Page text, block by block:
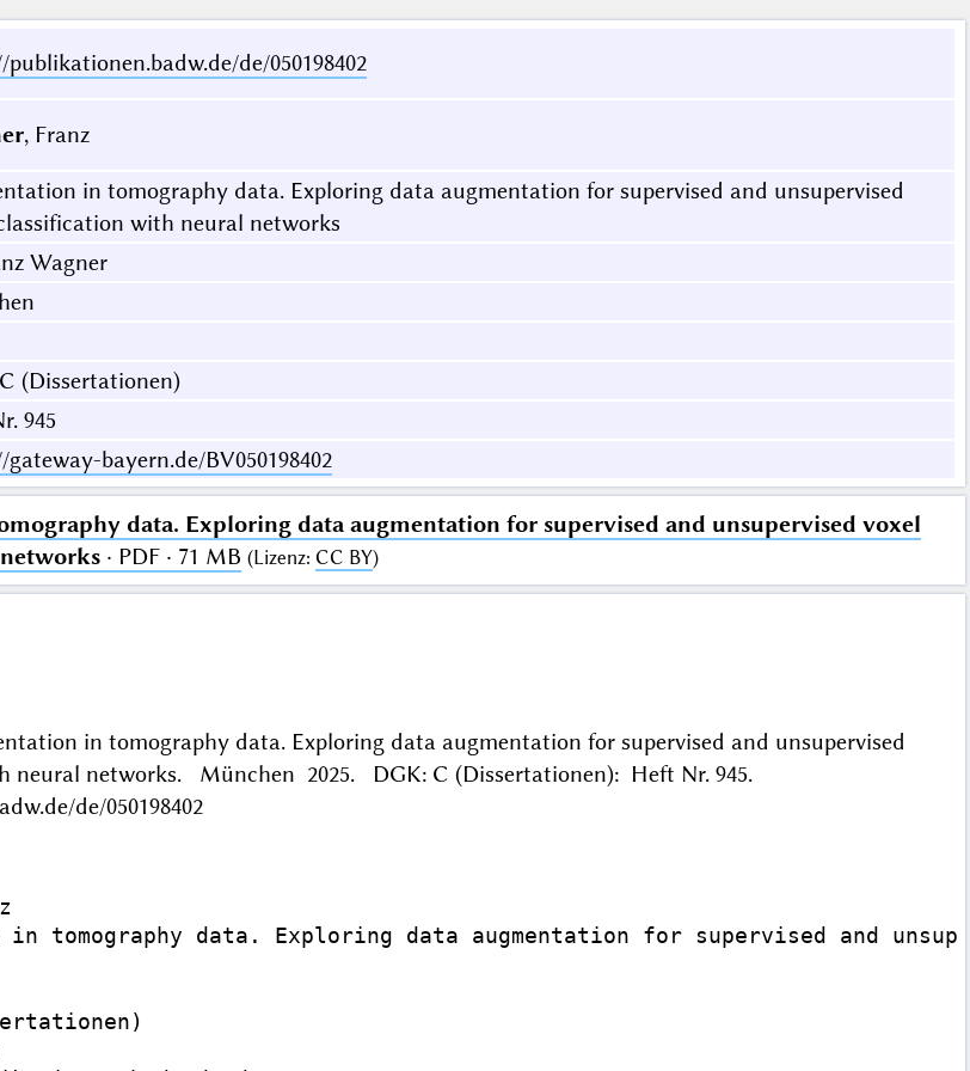
de/050198402
, Franz
in tomography data. Exploring data augmentation for supervised and unsupervised
with neural networks
Wagner
(Dissertationen)
945
bayern.de/BV050198402
data. Exploring data augmentation for supervised and unsupervised voxel
· PDF · 71 MB (Lizenz: CC BY)
in tomography data. Exploring data augmentation for supervised and unsupervised
neural networks. München 2025. DGK: C (Dissertationen): Heft Nr. 945.
de/050198402
in tomography data. Exploring data augmentation for supervised and